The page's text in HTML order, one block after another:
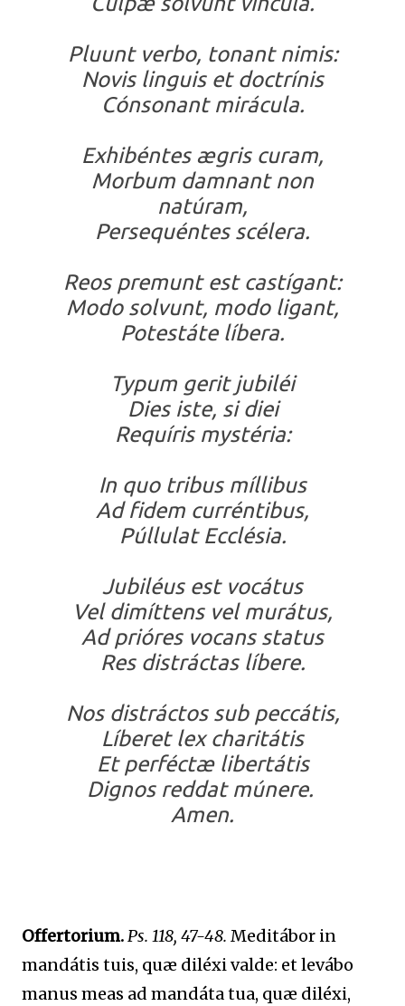
Pluunt verbo, tonant nimis:
Novis linguis et doctrínis
Cónsonant mirácula.
Exhibéntes ægris curam,
Morbum damnant non
natúram,
Persequéntes scélera.
Reos premunt est castígant:
Modo solvunt, modo ligant,
Potestáte líbera.
Typum gerit jubiléi
Dies iste, si diei
Requíris mystéria:
In quo tribus míllibus
Ad fidem curréntibus,
Púllulat Ecclésia.
Jubiléus est vocátus
Vel dimíttens vel murátus,
Ad prióres vocans status
Res distráctas líbere.
Nos distráctos sub peccátis,
Líberet lex charitátis
Et perféctæ libertátis
Dignos reddat múnere.
Amen.
Offertorium.Ps. 118, 47-48. Meditábor in
mandátis tuis, quæ diléxi valde: et levábo
manus meas ad mandáta tua, quæ diléxi,